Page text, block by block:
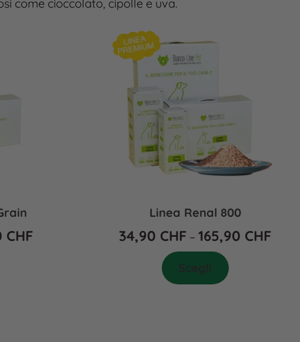
come cioccolato, cipolle e uva.
CHF
Linea Renal 800
34,90 CHF –165,90 CHF